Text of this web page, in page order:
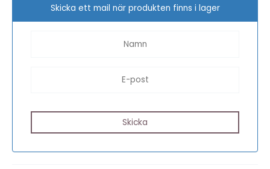
Skicka ett mail när produkten finns i lager